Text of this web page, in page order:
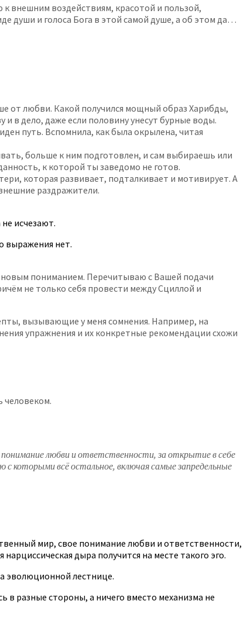
внешним воздействиям, красотой и пользой,
души и голоса Бога в этой самой душе, а об этом да…
от любви. Какой получился мощный образ Харибды,
в дело, даже если половину унесут бурные воды.
путь. Вспомнила, как была окрылена, читая
больше к ним подготовлен, и сам выбираешь или
к которой ты заведомо не готов.
которая развивает, подталкивает и мотивирует. А
раздражители.
исчезают.
выражения нет.
новым пониманием. Перечитываю с Вашей подачи
не только себя провести между Сциллой и
вызывающие у меня сомнения. Например, на
упражнения и их конкретные рекомендации схожи
человеком.
любви и ответственности, за открытие в себе
с которыми всё остальное, включая самые запредельные
мир, свое понимание любви и ответственности,
дыра получится на месте такого эго.
эволюционной лестнице.
в разные стороны, а ничего вместо механизма не